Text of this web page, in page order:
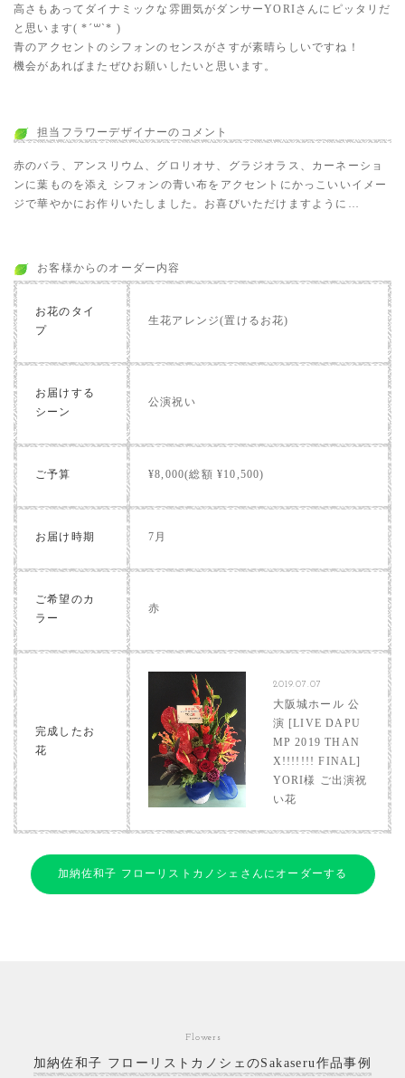
高さもあってダイナミックな雰囲気がダンサーYORIさんにピッタリだ
と思います( *´꒳`* )
青のアクセントのシフォンのセンスがさすが素晴らしいですね！
機会があればまたぜひお願いしたいと思います。
担当フラワーデザイナーのコメント
赤のバラ、アンスリウム、グロリオサ、グラジオラス、カーネーショ
ンに葉ものを添え シフォンの青い布をアクセントにかっこいいイメー
ジで華やかにお作りいたしました。お喜びいただけますように…
お客様からのオーダー内容
お花のタイ
プ
生花アレンジ(置けるお花)
お届けする
シーン
公演祝い
ご予算 ¥8,000(総額 ¥10,500)
お届け時期 7月
ご希望のカ
ラー
赤
完成したお
花
2019.07.07
大阪城ホール 公
演 [LIVE DAPU
MP 2019 THAN
X!!!!!!! FINAL]
YORI様 ご出演祝
い花
加納佐和子 フローリストカノシェさんにオーダーする
Flowers
加納佐和子 フローリストカノシェのSakaseru作品事例